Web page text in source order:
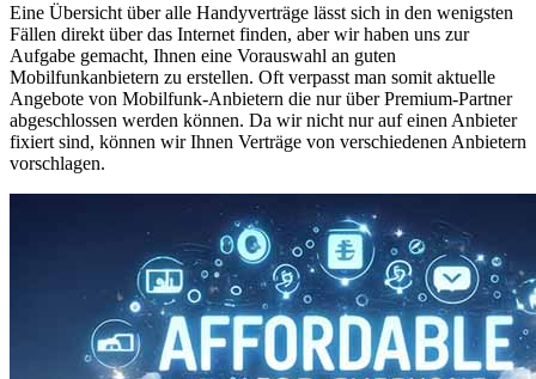
Eine Übersicht über alle Handyverträge lässt sich in den wenigsten
Fällen direkt über das Internet finden, aber wir haben uns zur
Aufgabe gemacht, Ihnen eine Vorauswahl an guten
Mobilfunkanbietern zu erstellen. Oft verpasst man somit aktuelle
Angebote von Mobilfunk-Anbietern die nur über Premium-Partner
abgeschlossen werden können. Da wir nicht nur auf einen Anbieter
fixiert sind, können wir Ihnen Verträge von verschiedenen Anbietern
vorschlagen.